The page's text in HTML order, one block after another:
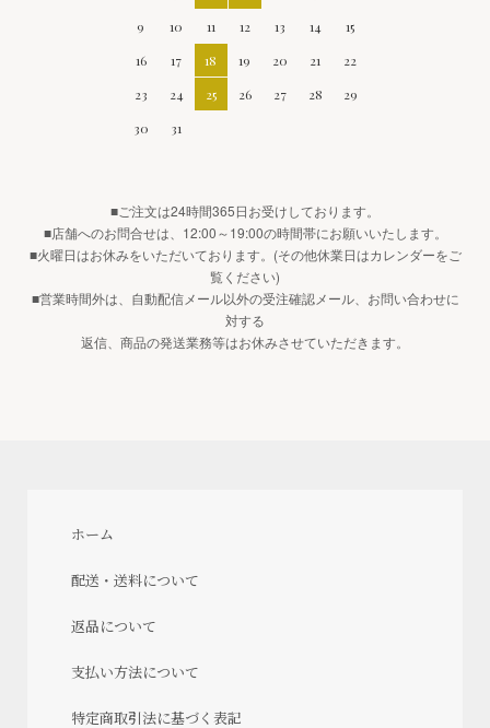
9
10 11 12 13 14
15
16
17 18 19 20 21
22
23
24 25 26 27 28
29
30
31
■ご注文は24時間365日お受けしております。
■店舗へのお問合せは、12:00～19:00の時間帯にお願いいたします。
■火曜日はお休みをいただいております。(その他休業日はカレンダーをご
覧ください)
■営業時間外は、自動配信メール以外の受注確認メール、お問い合わせに
対する
返信、商品の発送業務等はお休みさせていただきます。
ホーム
配送・送料について
返品について
支払い方法について
特定商取引法に基づく表記